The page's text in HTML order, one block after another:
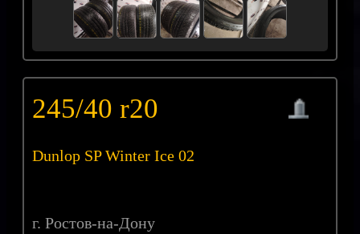
245/40 r20
Dunlop SP Winter Ice 02
г. Ростов-на-Дону